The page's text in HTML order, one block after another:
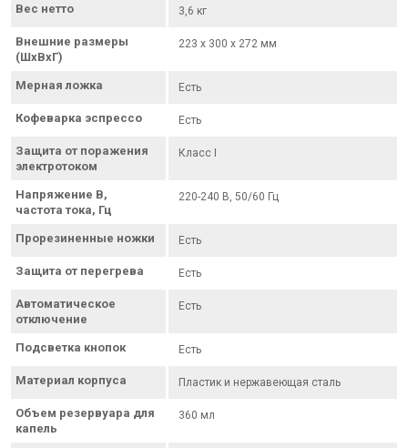
Вес нетто 3,6 кг
Внешние размеры
(ШхВхГ)
223 х 300 х 272 мм
Мерная ложка Есть
Кофеварка эспрессо Есть
Защита от поражения
электротоком
Класс I
Напряжение В,
частота тока, Гц
220-240 В, 50/60 Гц
Прорезиненные ножки Есть
Защита от перегрева Есть
Автоматическое
отключение
Есть
Подсветка кнопок Есть
Материал корпуса Пластик и нержавеющая сталь
Объем резервуара для
капель
360 мл